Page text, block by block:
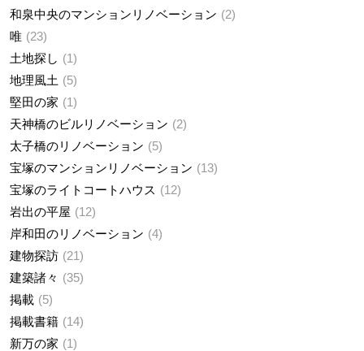
和泉中央のマンションリノベーション
2
唯
23
土地探し
1
地理風土
5
堅田の家
1
天神橋のビルリノベーション
2
太子橋のリノベーション
5
宝塚のマンションリノベーション
13
宝塚のライトコートハウス
12
岩出の平屋
12
岸和田のリノベーション
4
建物探訪
21
建築諸々
35
掲載
5
掲載書籍
14
新万の家
1